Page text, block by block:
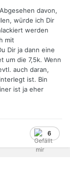
davon,
würde ich Dir
werden
mit
Dir ja dann eine
um die 7,5k. Wenn
auch daran,
ist. Bin
ist ja eher
6